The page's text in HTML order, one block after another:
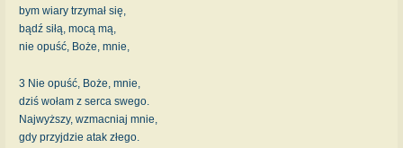
bym wiary trzymał się,
bądź siłą, mocą mą,
nie opuść, Boże, mnie,
3 Nie opuść, Boże, mnie,
dziś wołam z serca swego.
Najwyższy, wzmacniaj mnie,
gdy przyjdzie atak złego.